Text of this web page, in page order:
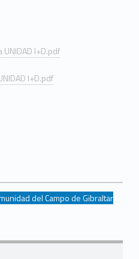
I+D.pdf
I+D.pdf
del Campo de Gibraltar